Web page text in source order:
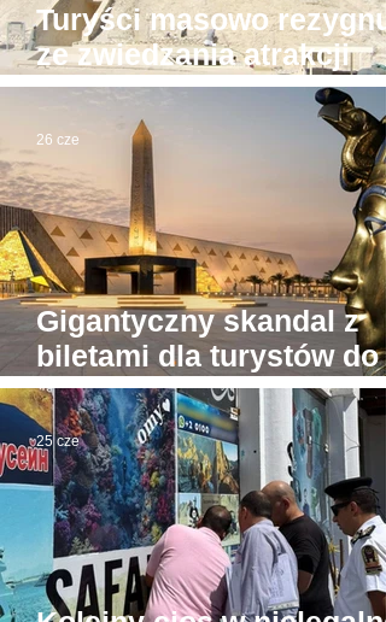
Turyści masowo
ze zwiedzania atrakcji
Luksoru. Powód?
Gigantyczny skandal z
biletami dla turystów do
Wielkiego Muzeum
Egipskiego
26 cze
25 cze